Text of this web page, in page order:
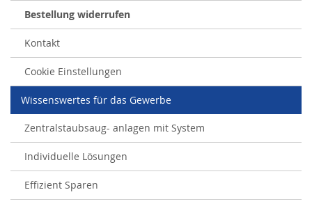
Bestellung widerrufen
Kontakt
Cookie Einstellungen
Wissenswertes für das Gewerbe
Zentralstaubsaug- anlagen mit System
Individuelle Lösungen
Effizient Sparen